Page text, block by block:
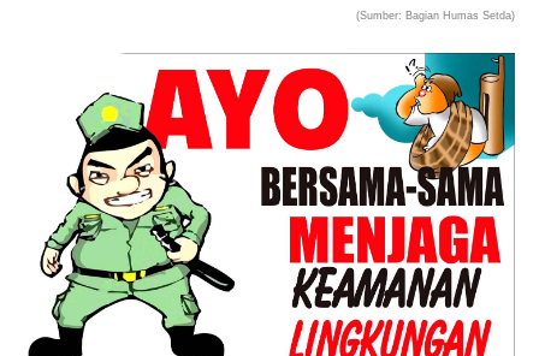
(Sumber: Bagian Humas Setda)